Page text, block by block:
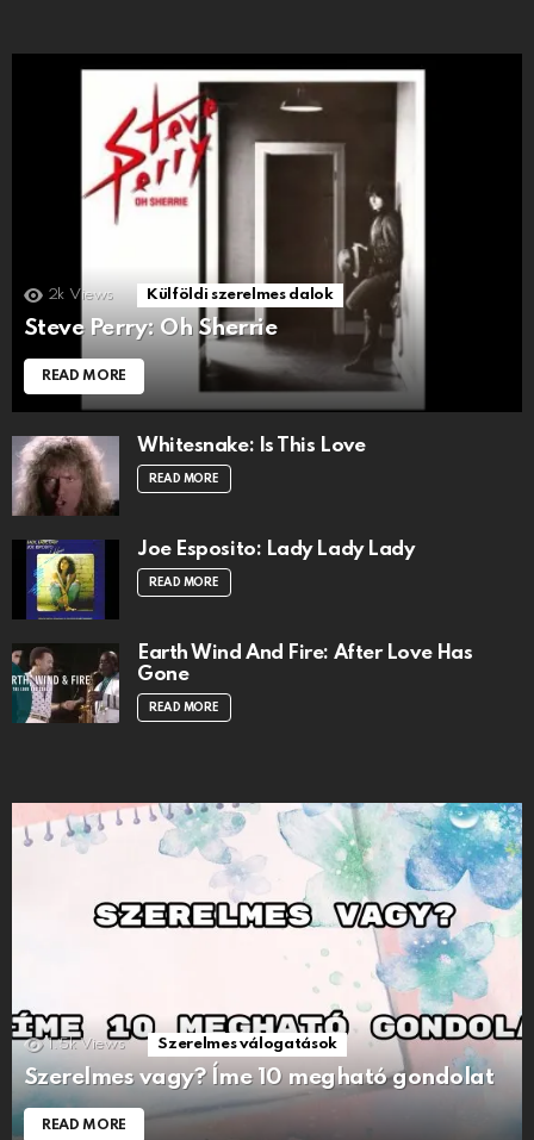
2k Views Külföldi szerelmes dalok
Steve Perry: Oh Sherrie
READ MORE
Whitesnake: Is This Love
READ MORE
Joe Esposito: Lady Lady Lady
READ MORE
Earth Wind And Fire: After Love Has
Gone
READ MORE
1.5k Views Szerelmes válogatások
Szerelmes vagy? Íme 10 megható gondolat
READ MORE